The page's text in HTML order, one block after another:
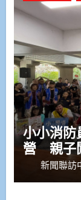
小小消防
營 親子
新聞聯訪